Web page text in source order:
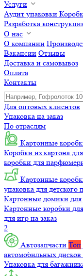
Услуги
Аудит упаковки
Разработка
О нас
О компании
Вакансии Отзывы
Доставка и самовывоз
Оплата
Контакты
Для оптовых клиентов
Упаковка на заказ
По отраслям
Картонные
Коробки из картона
коробки для
Картонные
упаковка для детского
Картонные домики для
Картонные коробки
для игр на заказ
2
Автозапчасти Топ
автомобильных дисков
Упаковка для